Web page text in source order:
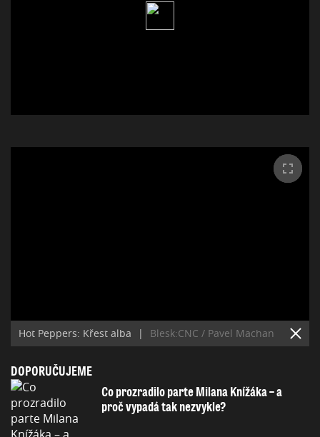
Hot Peppers: Křest alba | Blesk:CNC / Pavel Machan
DOPORUČUJEME
Co prozradilo parte Milana Knížáka – a
proč vypadá tak nezvykle?